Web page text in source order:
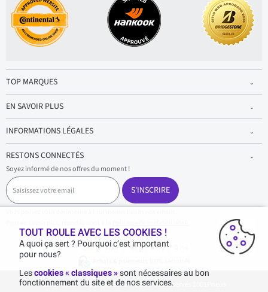
TOP MARQUES
EN SAVOIR PLUS
INFORMATIONS LÉGALES
RESTONS CONNECTÉS
Soyez informé de nos offres du moment !
S
a
i
s
S'INSCRIRE
1001pneus - Copyright 2026 - Tous droits réservés 1001Pneus
TOUT ROULE AVEC LES COOKIES !
A quoi ça sert ? Pourquoi c’est important
pour nous?
Lescookies « classiques »sont nécessaires au bon
fonctionnement du site et de nos services.